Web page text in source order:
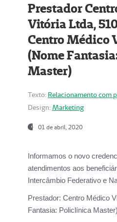
Prestador
Vitória Ltda,
Centro Médico
(Nome
Master)
Texto: Relacionamento com
Design: Marketing
01 de abril, 2020
Informamos o novo
atendimentos aos
Intercâmbio Federativo e
Prestador: Centro Médico
Fantasia: Policlínica Master)